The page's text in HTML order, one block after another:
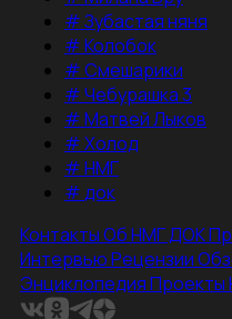
#Зубастая няня
#Колобок
#Смешарики
#Чебурашка 3
#Матвей Лыков
#Холод
#НМГ
#док
КонтактыОб НМГ ДОК
ИнтервьюРецензии
Энциклопедия